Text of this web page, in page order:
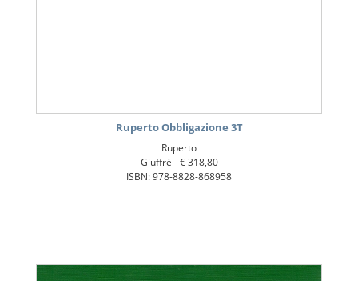
Ruperto Obbligazione 3T
Ruperto
Giuffrè -€ 318,80
ISBN: 978-8828-868958